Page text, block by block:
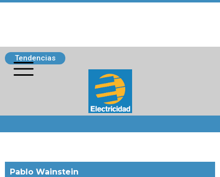
Tendencias
Pablo Wainstein